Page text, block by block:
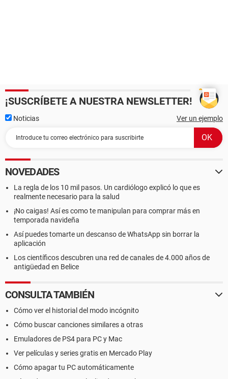
¡SUSCRÍBETE A NUESTRA NEWSLETTER!
Noticias Ver un ejemplo
NOVEDADES
La regla de los 10 mil pasos. Un cardiólogo explicó lo que es
realmente necesario para la salud
¡No caigas! Así es como te manipulan para comprar más en
temporada navideña
Así puedes tomarte un descanso de WhatsApp sin borrar la
aplicación
Los científicos descubren una red de canales de 4.000 años de
antigüedad en Belice
CONSULTA TAMBIÉN
Cómo ver el historial del modo incógnito
Cómo buscar canciones similares a otras
Emuladores de PS4 para PC y Mac
Ver películas y series gratis en Mercado Play
Cómo apagar tu PC automáticamente